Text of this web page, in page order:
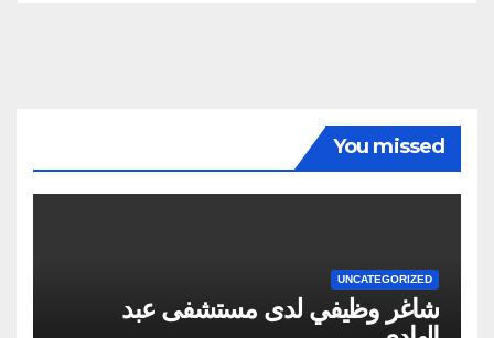
You missed
UNCATEGORIZED
شاغر وظيفي لدى مستشفى عبد